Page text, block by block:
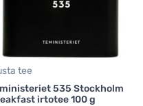
tee
535 Stockholm
irtotee 100 g